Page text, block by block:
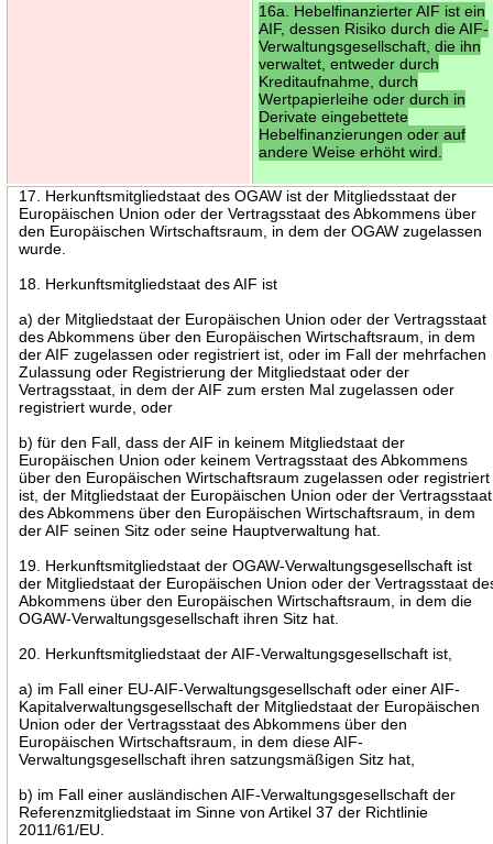
16a. Hebelfinanzierter AIF ist ein
AIF, dessen Risiko durch die AIF-
Verwaltungsgesellschaft, die ihn
verwaltet, entweder durch
Kreditaufnahme, durch
Wertpapierleihe oder durch in
Derivate eingebettete
Hebelfinanzierungen oder auf
andere Weise erhöht wird.
17. Herkunftsmitgliedstaat des OGAW ist der Mitgliedsstaat der
Europäischen Union oder der Vertragsstaat des Abkommens über
den Europäischen Wirtschaftsraum, in dem der OGAW zugelassen
wurde.
18. Herkunftsmitgliedstaat des AIF ist
a) der Mitgliedstaat der Europäischen Union oder der Vertragsstaat
des Abkommens über den Europäischen Wirtschaftsraum, in dem
der AIF zugelassen oder registriert ist, oder im Fall der mehrfachen
Zulassung oder Registrierung der Mitgliedstaat oder der
Vertragsstaat, in dem der AIF zum ersten Mal zugelassen oder
registriert wurde, oder
b) für den Fall, dass der AIF in keinem Mitgliedstaat der
Europäischen Union oder keinem Vertragsstaat des Abkommens
über den Europäischen Wirtschaftsraum zugelassen oder registriert
ist, der Mitgliedstaat der Europäischen Union oder der Vertragsstaat
des Abkommens über den Europäischen Wirtschaftsraum, in dem
der AIF seinen Sitz oder seine Hauptverwaltung hat.
19. Herkunftsmitgliedstaat der OGAW-Verwaltungsgesellschaft ist
der Mitgliedstaat der Europäischen Union oder der Vertragsstaat
Abkommens über den Europäischen Wirtschaftsraum, in dem die
OGAW-Verwaltungsgesellschaft ihren Sitz hat.
20. Herkunftsmitgliedstaat der AIF-Verwaltungsgesellschaft ist,
a) im Fall einer EU-AIF-Verwaltungsgesellschaft oder einer AIF-
Kapitalverwaltungsgesellschaft der Mitgliedstaat der Europäischen
Union oder der Vertragsstaat des Abkommens über den
Europäischen Wirtschaftsraum, in dem diese AIF-
Verwaltungsgesellschaft ihren satzungsmäßigen Sitz hat,
b) im Fall einer ausländischen AIF-Verwaltungsgesellschaft der
Referenzmitgliedstaat im Sinne von Artikel 37 der Richtlinie
2011/61/EU.